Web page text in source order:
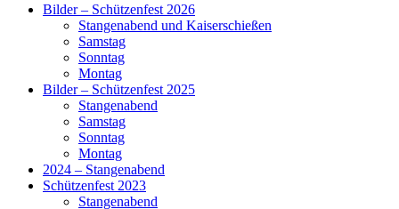
Widgetbereich
Bilder – Schützenfest 2026
Stangenabend und Kaiserschießen
Samstag
Sonntag
Montag
Bilder – Schützenfest 2025
Stangenabend
Samstag
Sonntag
Montag
2024 – Stangenabend
Schützenfest 2023
Stangenabend